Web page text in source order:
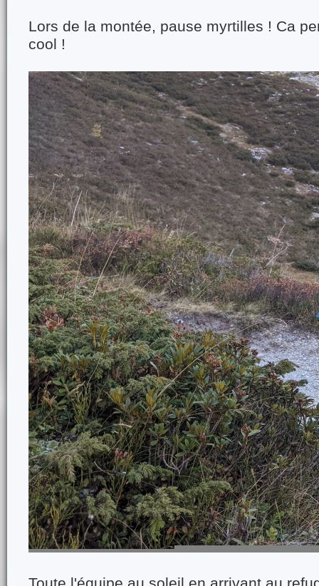
Lors de la montée, pause myrtilles ! Ca
cool !